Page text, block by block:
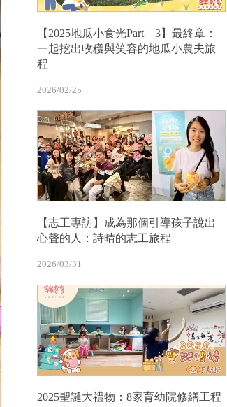
【2025地瓜小食光Part 3】最終章：
一起挖出收穫與笑容的地瓜小農夫旅
程
2026/02/25
【志工專訪】成為那個引導孩子說出
心聲的人：詩晴的志工旅程
2026/03/31
2025聖誕大禮物：8家育幼院修繕工程